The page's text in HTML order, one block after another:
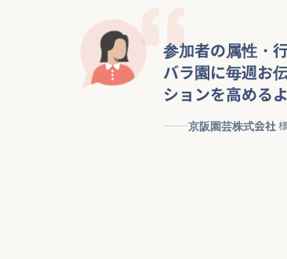
参加者の属性・
バラ園に毎週お
ションを高める
京阪園芸株式会社様